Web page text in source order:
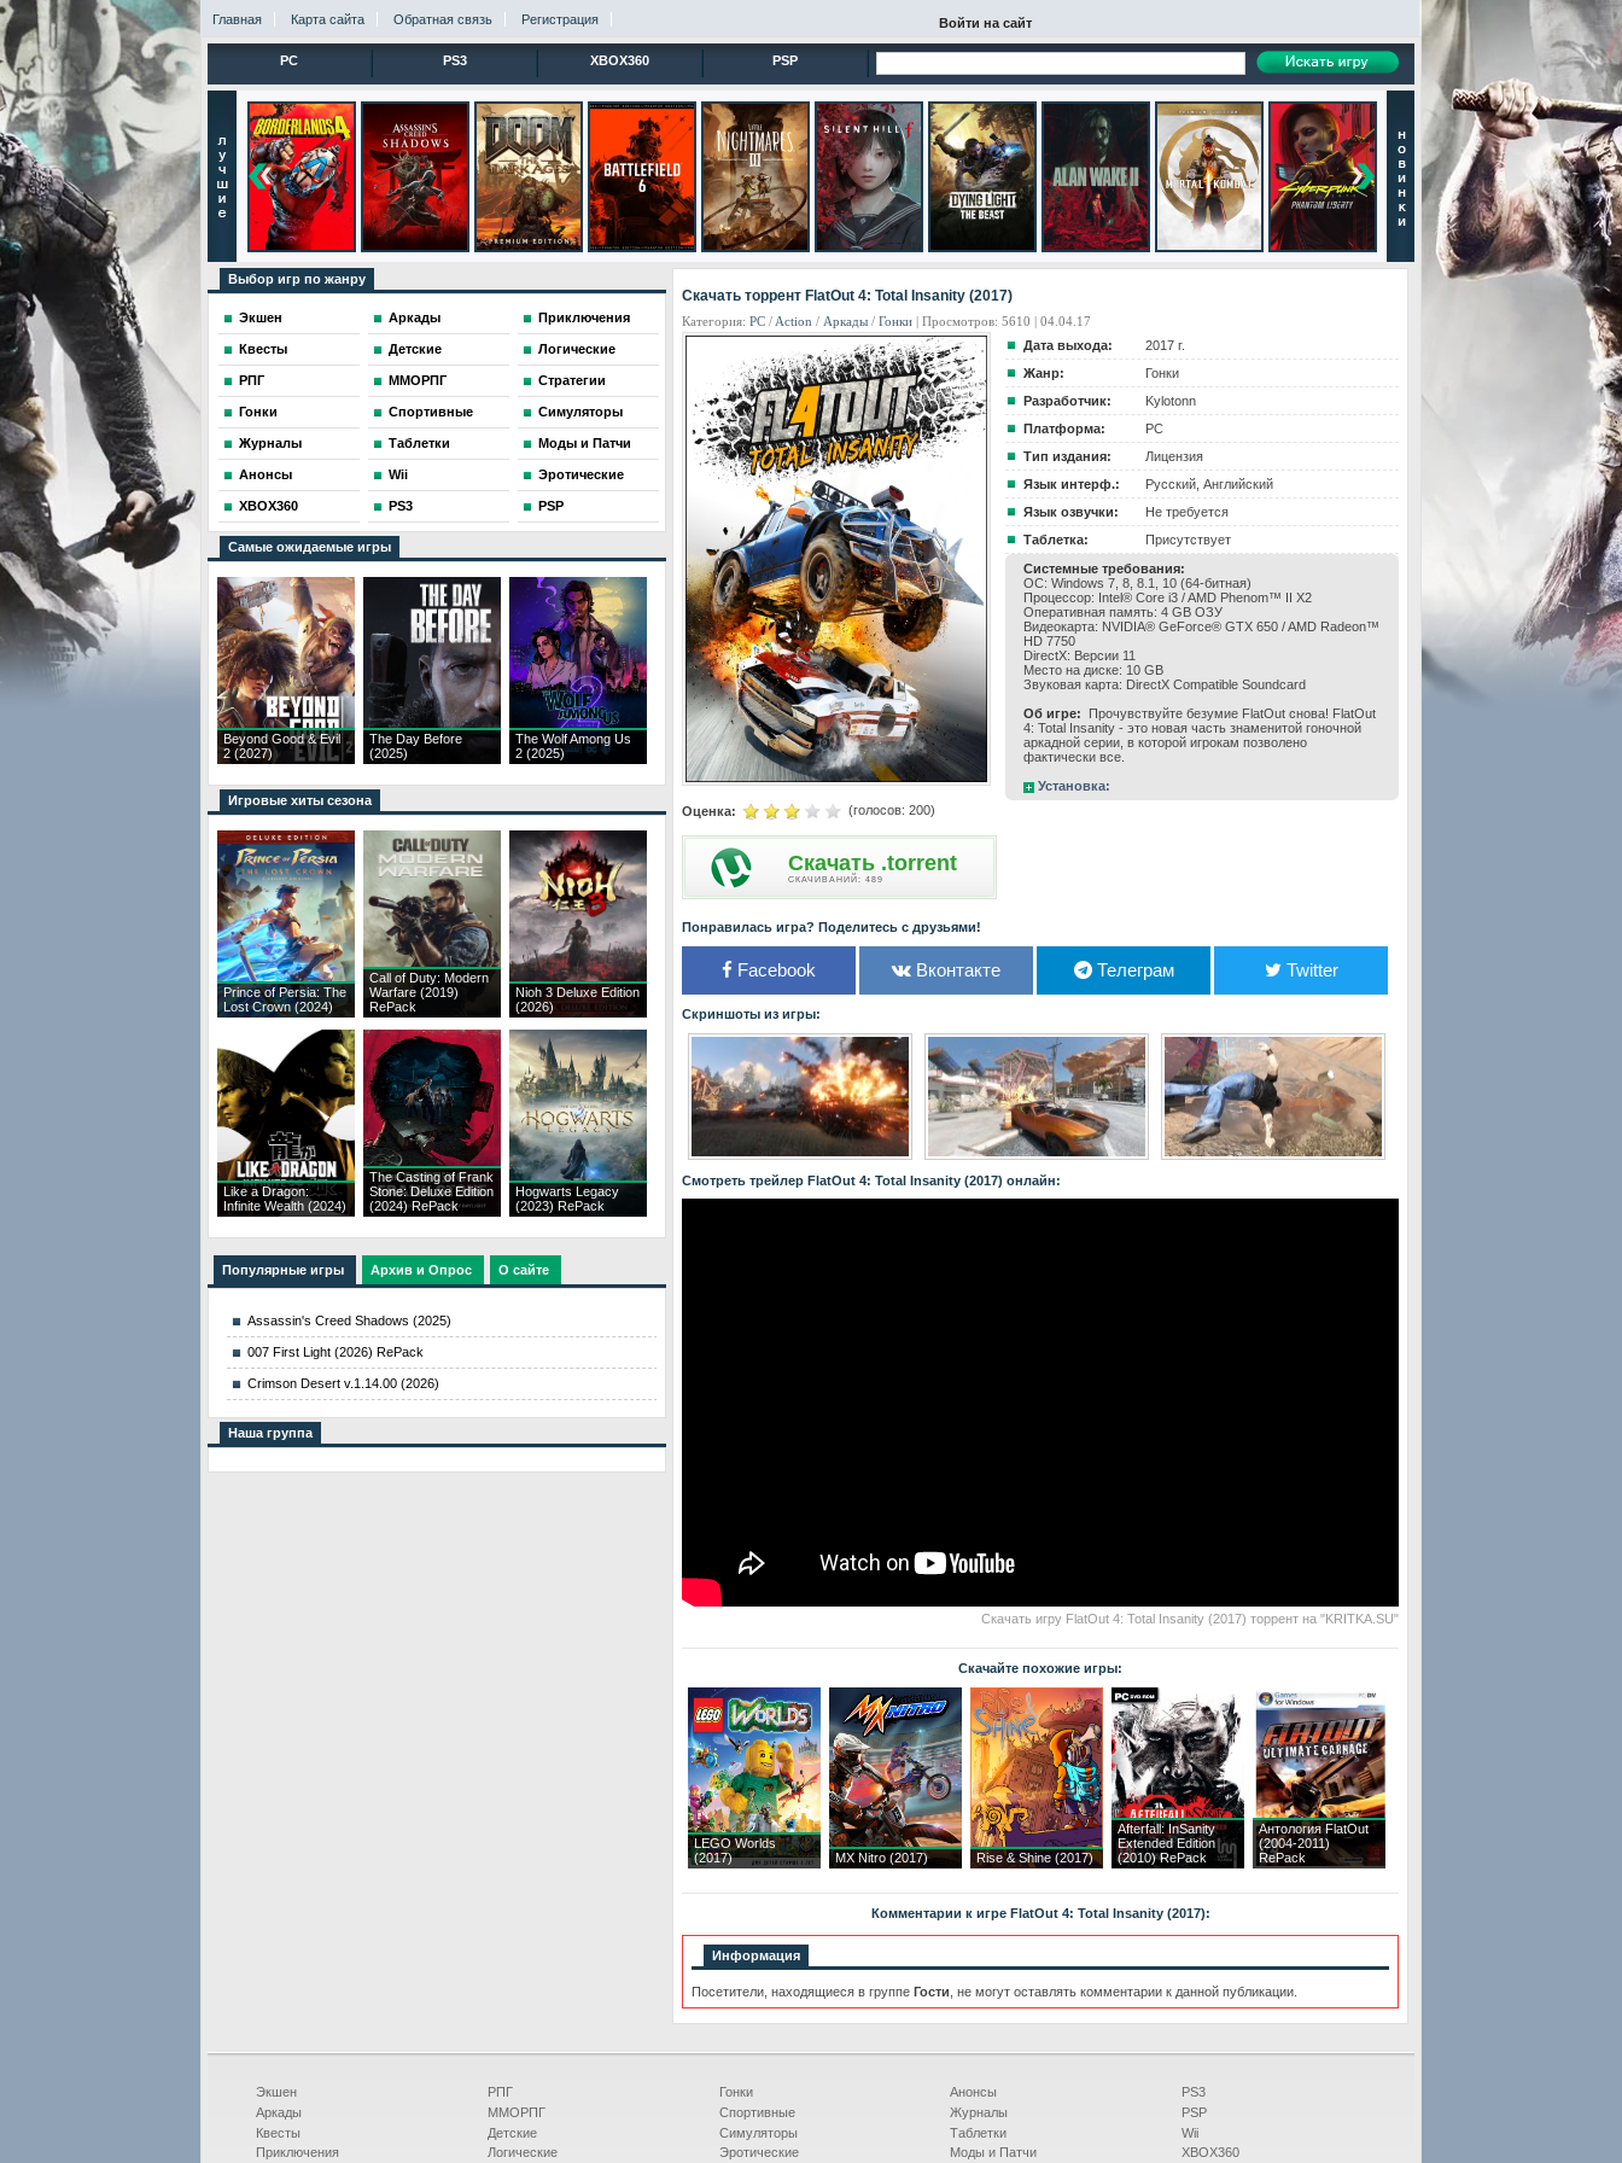
Главная Карта сайта Обратная связь Регистрация Войти на сайт
PC PS3 XBOX360 PSP
Выбор игр по жанру
Экшен Аркады Приключения
Квесты Детские Логические
РПГ ММОРПГ Стратегии
Гонки Спортивные Симуляторы
Журналы Таблетки Моды и Патчи
Анонсы Wii Эротические
XBOX360 PS3 PSP
Самые ожидаемые игры
Beyond Good & Evil
2 (2027)
The Day Before
(2025)
The Wolf Among Us
2 (2025)
Игровые хиты сезона
Prince of Persia: The
Lost Crown (2024)
Call of Duty: Modern
Warfare (2019)
RePack
Nioh 3 Deluxe Edition
(2026)
Like a Dragon:
Infinite Wealth (2024)
The Casting of Frank
Stone: Deluxe Edition
(2024) RePack
Hogwarts Legacy
(2023) RePack
Популярные игры Архив и Опрос О сайте
Assassin's Creed Shadows (2025)
007 First Light (2026) RePack
Crimson Desert v.1.14.00 (2026)
Наша группа
Скачать торрент FlatOut 4: Total Insanity (2017)
Категория: PC / Action / Аркады / Гонки | Просмотров: 5610 | 04.04.17
Оценка: (голосов: 200)
Скачать .torrent
CКАЧИВАНИЙ: 489
Дата выхода:
2017 г.
Жанр:
Гонки
Разработчик:
Kylotonn
Платформа:
PC
Тип издания:
Лицензия
Язык интерф.:
Русский, Английский
Язык озвучки:
Не требуется
Таблетка:
Присутствует
Системные требования:
ОС: Windows 7, 8, 8.1, 10 (64-битная)
Процессор: Intel® Core i3 / AMD Phenom™ II X2
Оперативная память: 4 GB ОЗУ
Видеокарта: NVIDIA® GeForce® GTX 650 / AMD Radeon™
HD 7750
DirectX: Версии 11
Место на диске: 10 GB
Звуковая карта: DirectX Compatible Soundcard
Об игре:
Прочувствуйте безумие FlatOut снова! FlatOut
4: Total Insanity - это новая часть знаменитой гоночной
аркадной серии, в которой игрокам позволено
фактически все.
Установка:
Понравилась игра? Поделитесь с друзьями!
Facebook Вконтакте Телеграм Twitter
Скриншоты из игры:
Смотреть трейлер FlatOut 4: Total Insanity (2017) онлайн:
Скачать игру FlatOut 4: Total Insanity (2017) торрент на "KRITKA.SU"
Скачайте похожие игры:
LEGO Worlds
(2017)
MX Nitro (2017) Rise & Shine (2017)
Afterfall: InSanity
Extended Edition
(2010) RePack
Антология FlatOut
(2004-2011)
RePack
Комментарии к игре FlatOut 4: Total Insanity (2017):
Информация
Посетители, находящиеся в группе Гости , не могут оставлять комментарии к данной публикации.
Экшен
Аркады
Квесты
Приключения
РПГ
ММОРПГ
Детские
Логические
Гонки
Спортивные
Симуляторы
Эротические
Анонсы
Журналы
Таблетки
Моды и Патчи
PS3
PSP
Wii
XBOX360